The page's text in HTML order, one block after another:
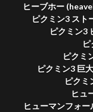
ヒーブホー
ピクミン3 スト
ピクミン3
ピクミ
ピクミン3 巨
ピクミ
ヒュ
ヒューマンフォー